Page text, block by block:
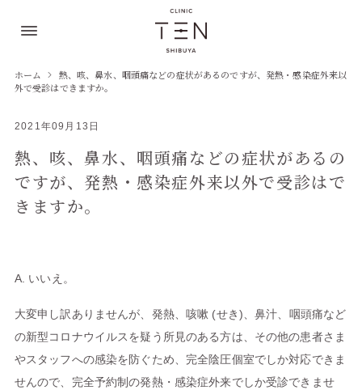
ホーム
熱、咳、鼻水、咽頭痛などの症状があるのですが、発熱・感染症外来以
外で受診はできますか。
2021年09月13日
熱、咳、鼻水、咽頭痛などの症状があるの
ですが、発熱・感染症外来以外で受診はで
きますか。
A. いいえ。
大変申し訳ありませんが、発熱、咳嗽 (せき)、鼻汁、咽頭痛など
の新型コロナウイルスを疑う所見のある方は、その他の患者さま
やスタッフへの感染を防ぐため、完全陰圧個室でしか対応できま
せんので、完全予約制の発熱・感染症外来でしか受診できませ